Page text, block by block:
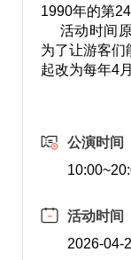
1990年的第24
活动时间原
为了让游客们
起改为每年4
公演时间
活动时间
2026-04-